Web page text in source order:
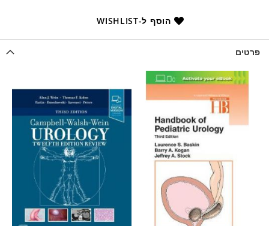
הוסף ל-WISHLIST
פרטים